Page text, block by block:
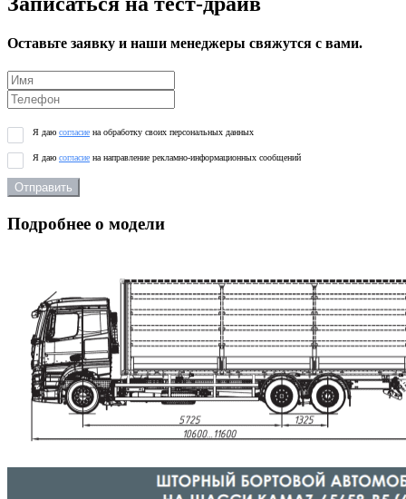
Оставьте заявку и наши менеджеры свяжутся с вами.
Я даю согласие на обработку своих персональных данных
Я даю согласие на направление рекламно-информационных сообщений
Отправить
Подробнее о модели